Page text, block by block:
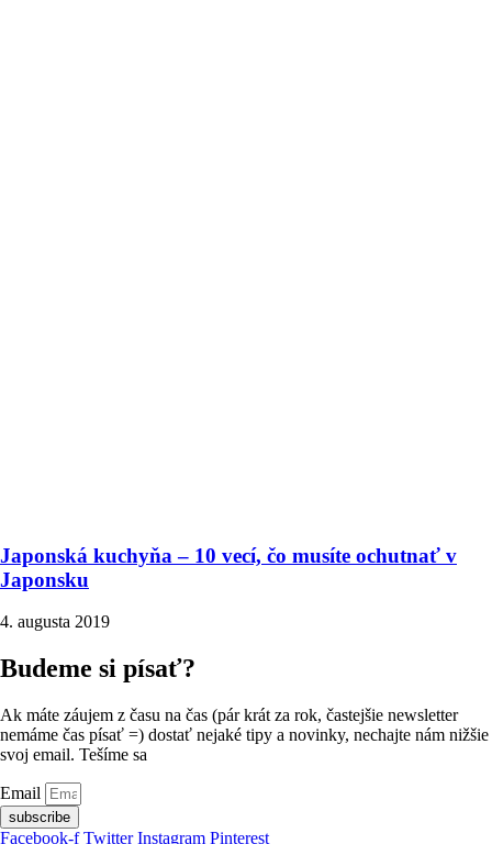
Japonská kuchyňa – 10 vecí, čo musíte ochutnať v
Japonsku
4. augusta 2019
Budeme si písať?
Ak máte záujem z času na čas (pár krát za rok, častejšie newsletter
nemáme čas písať =) dostať nejaké tipy a novinky, nechajte nám nižšie
svoj email. Tešíme sa
Email
subscribe
Facebook-f Twitter Instagram Pinterest